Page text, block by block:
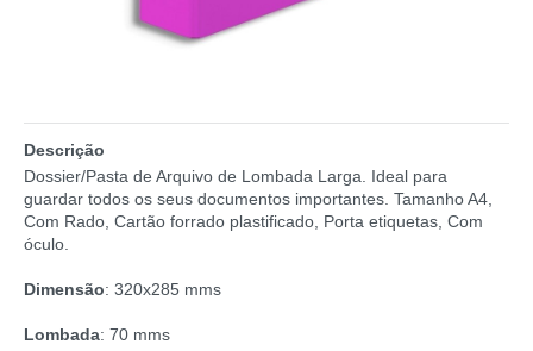
Descrição
Dossier/Pasta de Arquivo de Lombada Larga. Ideal para
guardar todos os seus documentos importantes. Tamanho A4,
Com Rado, Cartão forrado plastificado, Porta etiquetas, Com
óculo.
Dimensão: 320x285 mms
Lombada: 70 mms